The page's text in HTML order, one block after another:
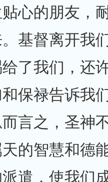
心的朋友，
基督离开我
了我们，还
保禄告诉我
言之，圣神
的智慧和德
遣，使我们